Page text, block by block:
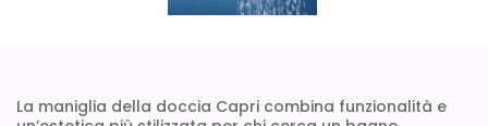
La maniglia della doccia Capri combina funzionalità e